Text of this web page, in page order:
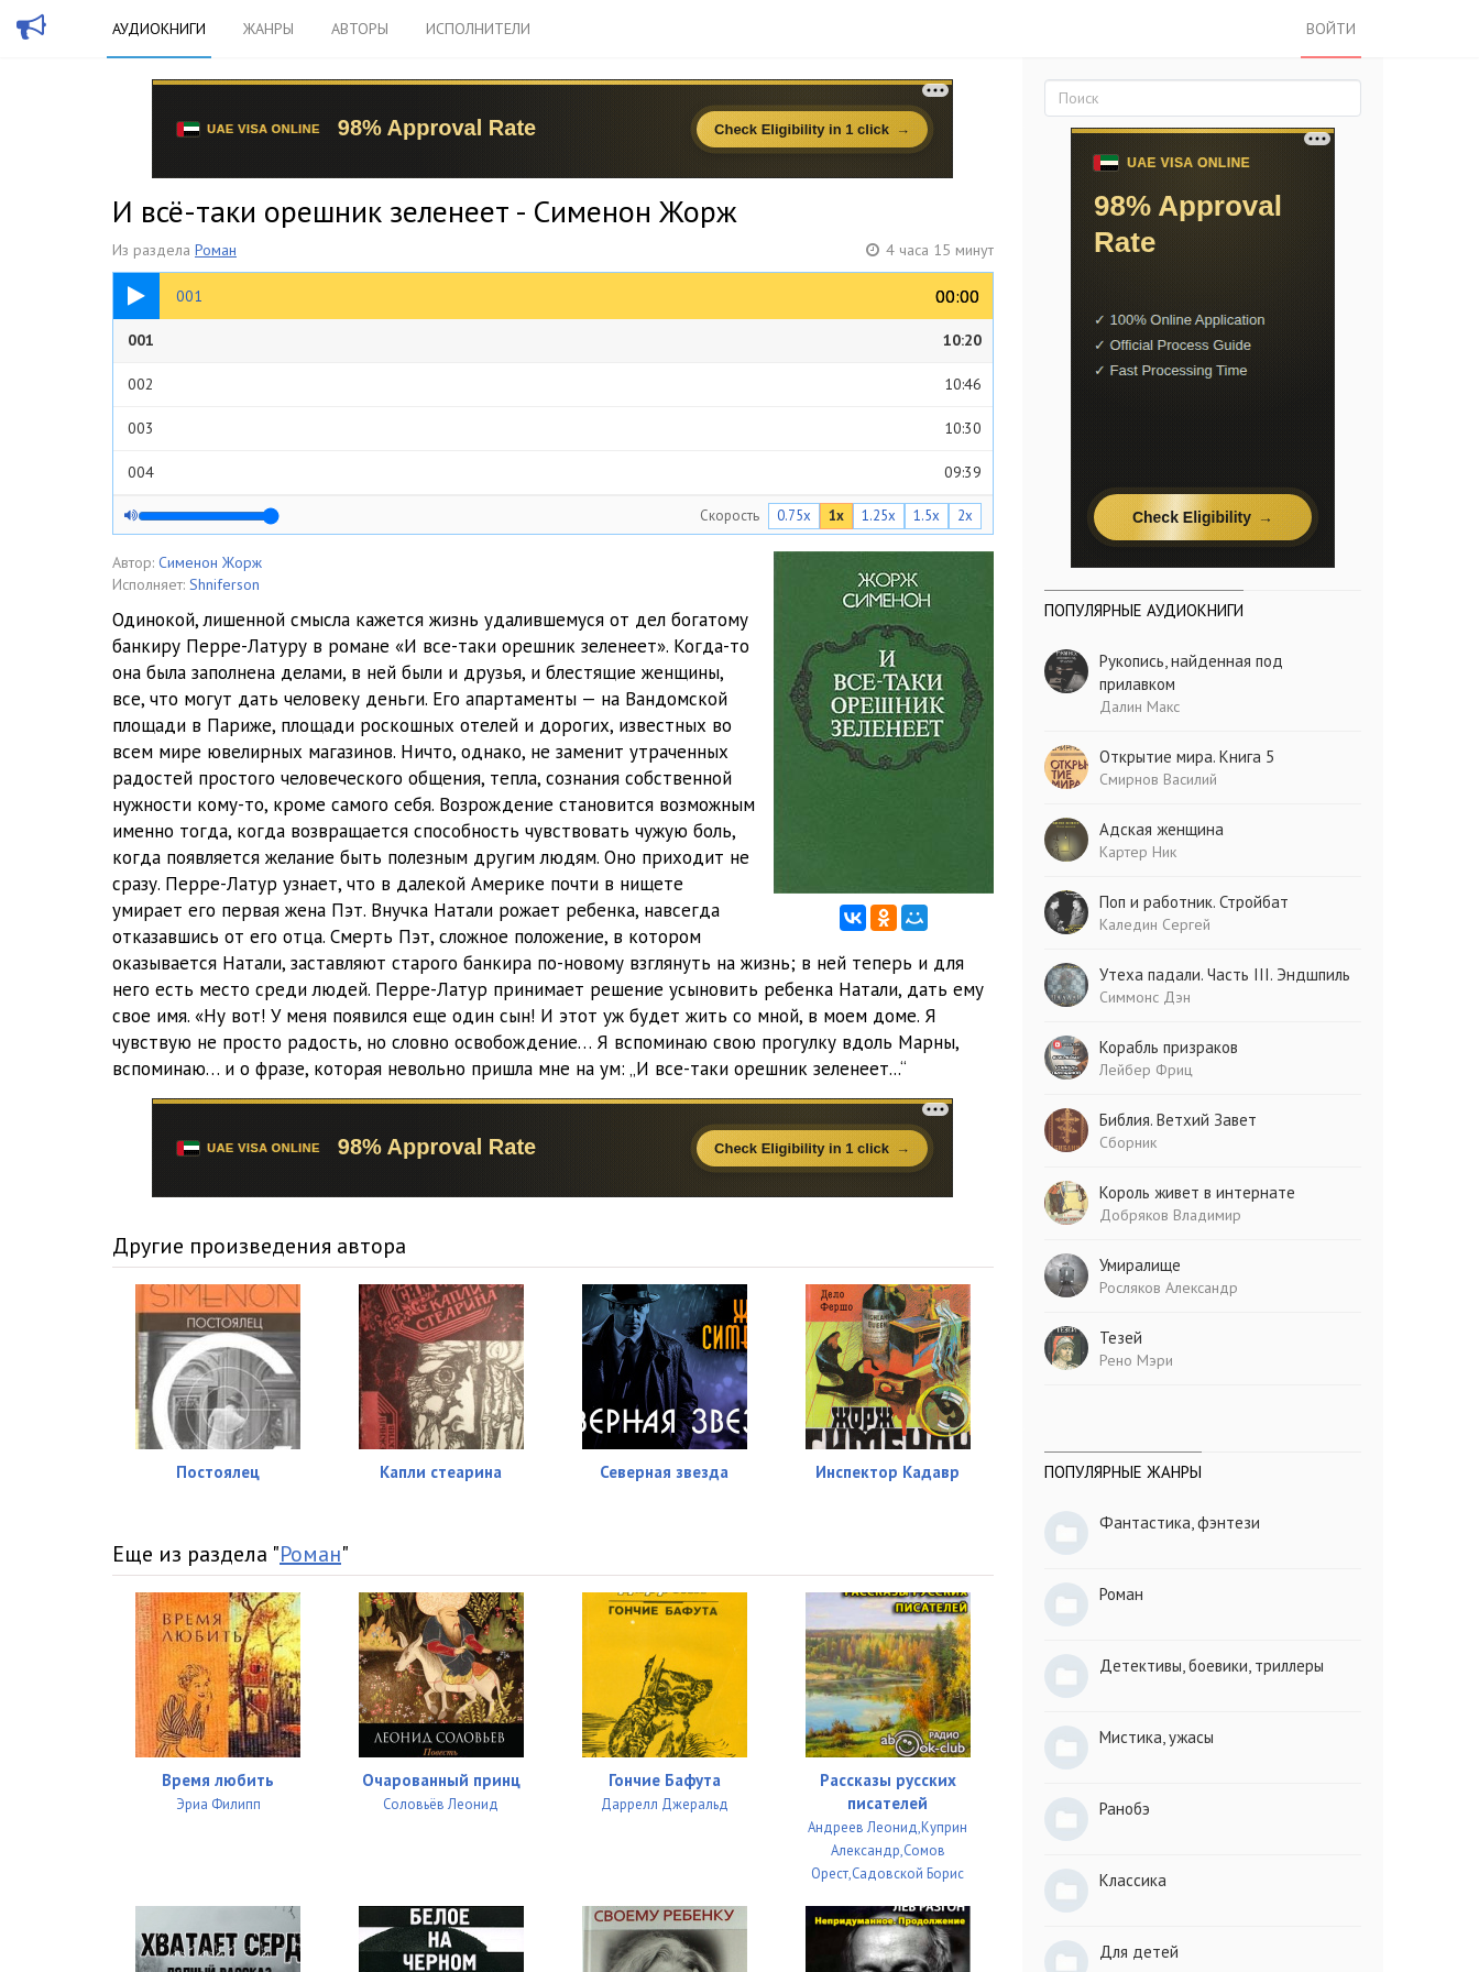
АУДИОКНИГИ ЖАНРЫ АВТОРЫ ИСПОЛНИТЕЛИ ВОЙТИ
И всё-таки орешник зеленеет - Сименон Жорж
Из раздела Роман 4 часа 15 минут
001 00:00
00:00
10:20
001 10:20
002 10:46
003 10:30
004 09:39
005 10:32
006
008 10:26
009 10:03
010 09:59
011
012
013
014
015 10:07
016 08:34
017 10:06
022 11:04
023 10:11
024 07:10
025 06:30
026 11:19
Скорость 0.75x 1x 1.25x 1.5x 2x
Автор: Сименон Жорж
Исполняет: Shniferson
Одинокой, лишенной смысла кажется жизнь удалившемуся от дел богатому
банкиру Перре-Латуру в романе «И все-таки орешник зеленеет». Когда-то
она была заполнена делами, в ней были и друзья, и блестящие женщины,
все, что могут дать человеку деньги. Его апартаменты — на Вандомской
площади в Париже, площади роскошных отелей и дорогих, известных во
всем мире ювелирных магазинов. Ничто, однако, не заменит утраченных
радостей простого человеческого общения, тепла, сознания собственной
нужности кому-то, кроме самого себя. Возрождение становится возможным
именно тогда, когда возвращается способность чувствовать чужую боль,
когда появляется желание быть полезным другим людям. Оно приходит не
сразу. Перре-Латур узнает, что в далекой Америке почти в нищете
умирает его первая жена Пэт. Внучка Натали рожает ребенка, навсегда
отказавшись от его отца. Смерть Пэт, сложное положение, в котором
оказывается Натали, заставляют старого банкира по-новому взглянуть на жизнь; в ней теперь и для
него есть место среди людей. Перре-Латур принимает решение усыновить ребенка Натали, дать ему
свое имя. «Ну вот! У меня появился еще один сын! И этот уж будет жить со мной, в моем доме. Я
чувствую не просто радость, но словно освобождение… Я вспоминаю свою прогулку вдоль Марны,
вспоминаю… и о фразе, которая невольно пришла мне на ум: „И все-таки орешник зеленеет...“
Другие произведения автора
Постоялец Капли стеарина Северная звезда Инспектор Кадавр
Еще из раздела "Роман"
Время любить
Эриа Филипп
Очарованный принц
Соловьёв Леонид
Гончие Бафута
Даррелл Джеральд
Рассказы русских
писателей
Андреев Леонид,Куприн
Александр,Сомов
Орест,Садовской Борис
ПОПУЛЯРНЫЕ АУДИОКНИГИ
Рукопись, найденная под
прилавком
Далин Макс
Открытие мира. Книга 5
Смирнов Василий
Адская женщина
Картер Ник
Поп и работник. Стройбат
Каледин Сергей
Утеха падали. Часть III. Эндшпиль
Симмонс Дэн
Корабль призраков
Лейбер Фриц
Библия. Ветхий Завет
Сборник
Король живет в интернате
Добряков Владимир
Умиралище
Росляков Александр
Тезей
Рено Мэри
ПОПУЛЯРНЫЕ ЖАНРЫ
Фантастика, фэнтези
Роман
Детективы, боевики, триллеры
Мистика, ужасы
Ранобэ
Классика
Для детей